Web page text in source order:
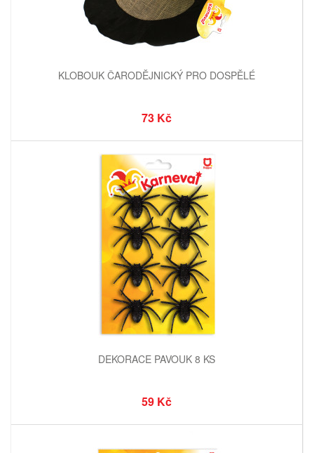
KLOBOUK ČARODĚJNICKÝ PRO DOSPĚLÉ
73 Kč
DEKORACE PAVOUK 8 KS
59 Kč